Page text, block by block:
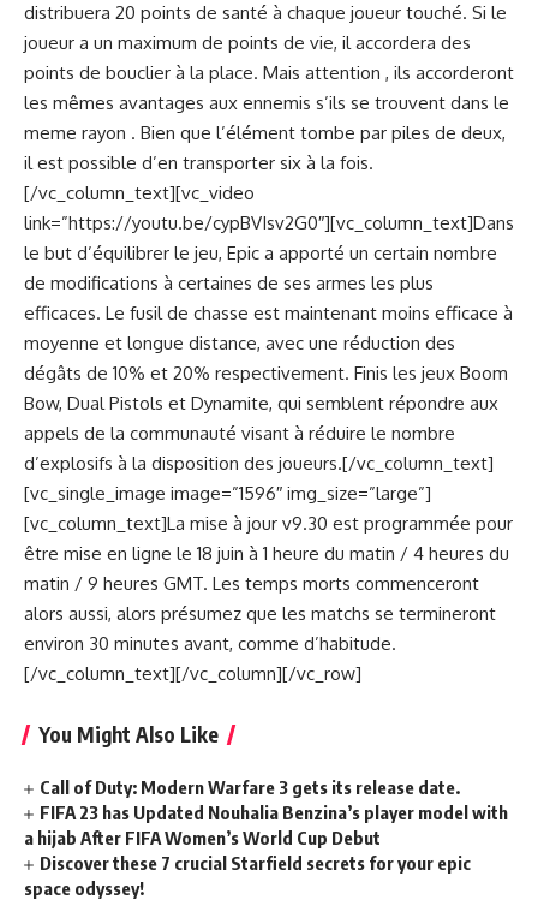
distribuera 20 points de santé à chaque joueur touché. Si le
joueur a un maximum de points de vie, il accordera des
points de bouclier à la place. Mais attention , ils accorderont
les mêmes avantages aux ennemis s’ils se trouvent dans le
meme rayon . Bien que l’élément tombe par piles de deux,
il est possible d’en transporter six à la fois.
[/vc_column_text][vc_video
link=”https://youtu.be/cypBVIsv2G0″][vc_column_text]Dans
le but d’équilibrer le jeu, Epic a apporté un certain nombre
de modifications à certaines de ses armes les plus
efficaces. Le fusil de chasse est maintenant moins efficace à
moyenne et longue distance, avec une réduction des
dégâts de 10% et 20% respectivement. Finis les jeux Boom
Bow, Dual Pistols et Dynamite, qui semblent répondre aux
appels de la communauté visant à réduire le nombre
d’explosifs à la disposition des joueurs.[/vc_column_text]
[vc_single_image image=”1596″ img_size=”large”]
[vc_column_text]La mise à jour v9.30 est programmée pour
être mise en ligne le 18 juin à 1 heure du matin / 4 heures du
matin / 9 heures GMT. Les temps morts commenceront
alors aussi, alors présumez que les matchs se termineront
environ 30 minutes avant, comme d’habitude.
[/vc_column_text][/vc_column][/vc_row]
You Might Also Like
Call of Duty: Modern Warfare 3 gets its release date.
FIFA 23 has Updated Nouhalia Benzina’s player model with
a hijab After FIFA Women’s World Cup Debut
Discover these 7 crucial Starfield secrets for your epic
space odyssey!